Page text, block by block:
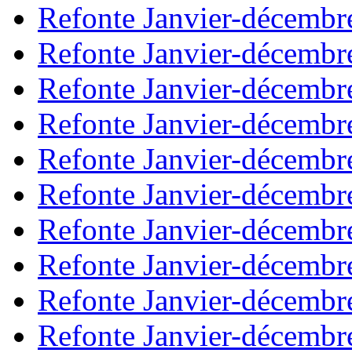
Refonte Janvier-
Refonte Janvier-
Refonte Janvier-
Refonte Janvier-
Refonte Janvier-
Refonte Janvier-
Refonte Janvier-
Refonte Janvier-
Refonte Janvier-
Refonte Janvier-